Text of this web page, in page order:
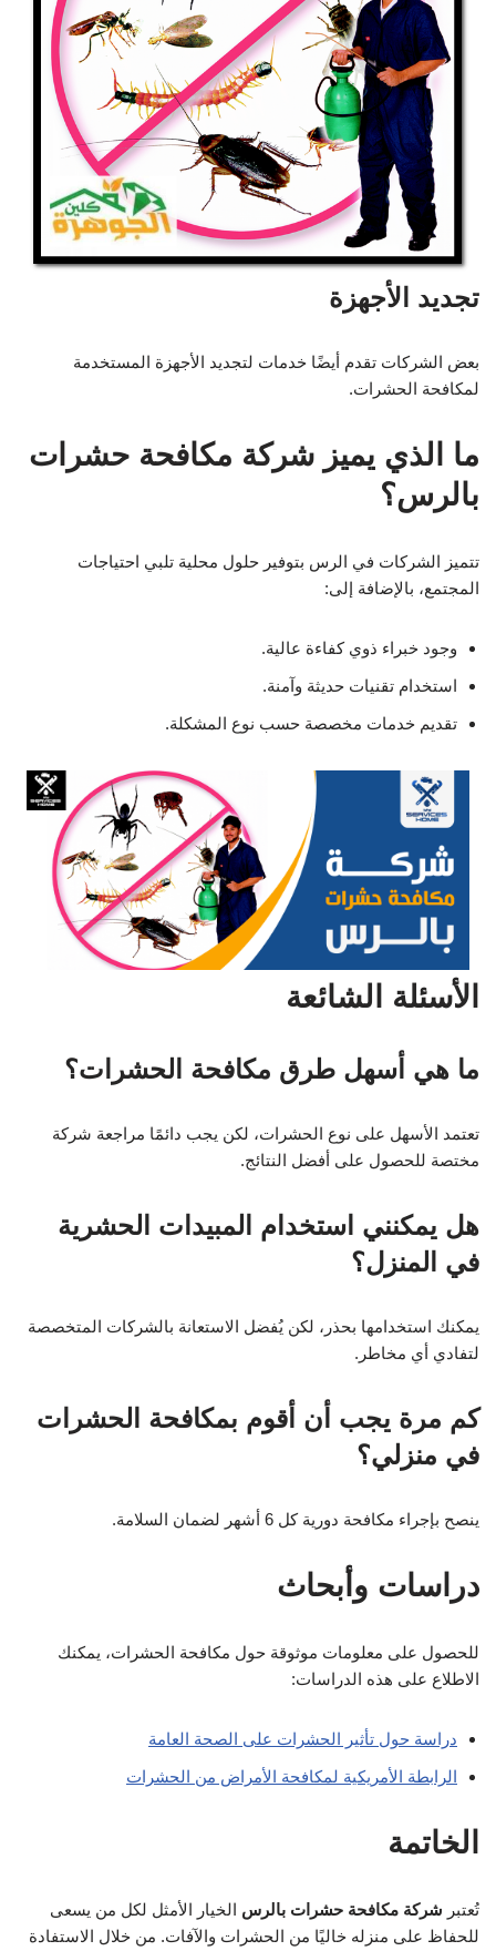
تجديد الأجهزة
بعض الشركات تقدم أيضًا خدمات لتجديد الأجهزة المستخدمة
لمكافحة الحشرات.
ما الذي يميز شركة مكافحة حشرات
بالرس؟
تتميز الشركات في الرس بتوفير حلول محلية تلبي احتياجات
المجتمع، بالإضافة إلى:
وجود خبراء ذوي كفاءة عالية.
استخدام تقنيات حديثة وآمنة.
تقديم خدمات مخصصة حسب نوع المشكلة.
الأسئلة الشائعة
ما هي أسهل طرق مكافحة الحشرات؟
تعتمد الأسهل على نوع الحشرات، لكن يجب دائمًا مراجعة شركة
مختصة للحصول على أفضل النتائج.
هل يمكنني استخدام المبيدات الحشرية
في المنزل؟
يمكنك استخدامها بحذر، لكن يُفضل الاستعانة بالشركات المتخصصة
لتفادي أي مخاطر.
كم مرة يجب أن أقوم بمكافحة الحشرات
في منزلي؟
ينصح بإجراء مكافحة دورية كل 6 أشهر لضمان السلامة.
دراسات وأبحاث
للحصول على معلومات موثوقة حول مكافحة الحشرات، يمكنك
الاطلاع على هذه الدراسات:
دراسة حول تأثير الحشرات على الصحة العامة
الرابطة الأمريكية لمكافحة الأمراض من الحشرات
الخاتمة
تُعتبر شركة مكافحة حشرات بالرس الخيار الأمثل لكل من يسعى
للحفاظ على منزله خاليًا من الحشرات والآفات. من خلال الاستفادة